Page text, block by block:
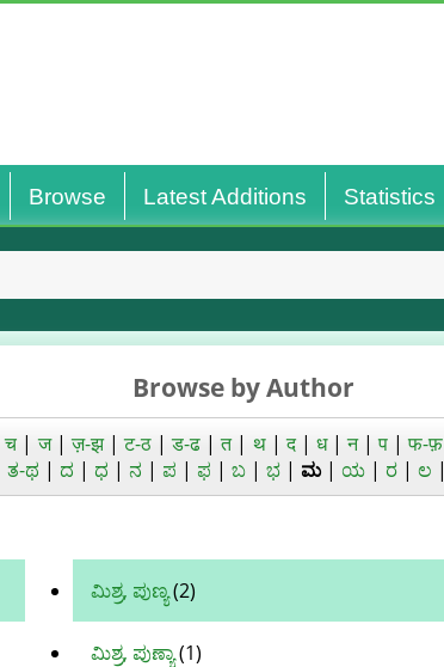
Browse Latest Additions Statistics
Browse by Author
च |ज|ज़-झ|ट-ठ|ड-ढ |त| थ|द| ध|न|प |फ-फ़
ತ-ಥ | ದ | ಧ | ನ | ಪ | ಫ | ಬ| ಭ| ಮ| ಯ| ರ| ಲ |
ಮಿಶ್ರ, ಪುಣ್ಯ(2)
ಮಿಶ್ರ, ಪುಣ್ಯಾ(1)